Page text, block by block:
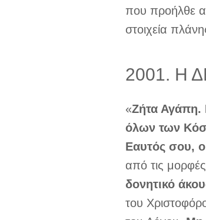
που προήλθε
στοιχεία
2001. Η
«Ζήτα Αγάπη.
όλων των
Εαυτός σου,
από τις
δονητικό
του